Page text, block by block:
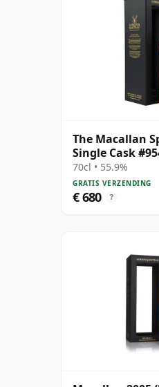
The Macallan
Single Cask
oud
70cl • 55.9%
GRATIS VERZENDING
€ 680 ?